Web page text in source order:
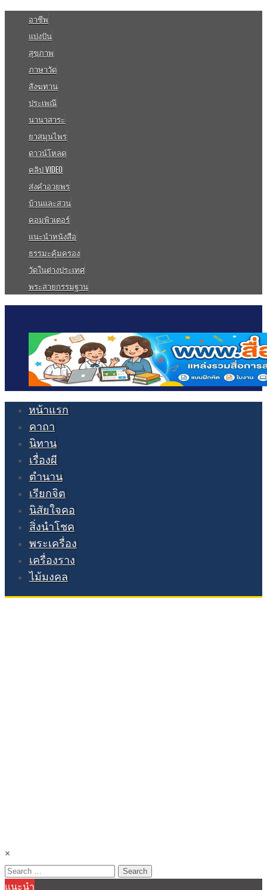
อาชีพ
แบ่งปัน
สุขภาพ
ภาษาวัด
สังฆทาน
ประเพณี
นานาสาระ
ยาสมุนไพร
ดาวน์โหลด
คลิป VIDEO
ส่งคำอวยพร
บ้านและสวน
คอมพิวเตอร์
แนะนำหนังสือ
ธรรมะคุ้มครอง
วัดในต่างประเทศ
พระสายกรรมฐาน
หน้าแรก
คาถา
นิทาน
เรื่องผี
ตำนาน
เรียกจิต
นิสัยใจคอ
สิ่งนำโชค
พระเครื่อง
เครื่องราง
ไม้มงคล
×
Search
for:
แนะนำ